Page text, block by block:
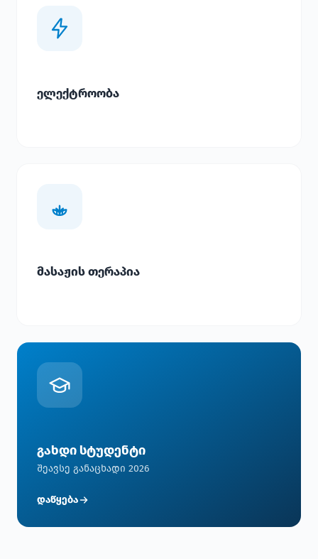
ელექტროობა
მასაჟის თერაპია
გახდი სტუდენტი
შეავსე განაცხადი 2026
დაწყება